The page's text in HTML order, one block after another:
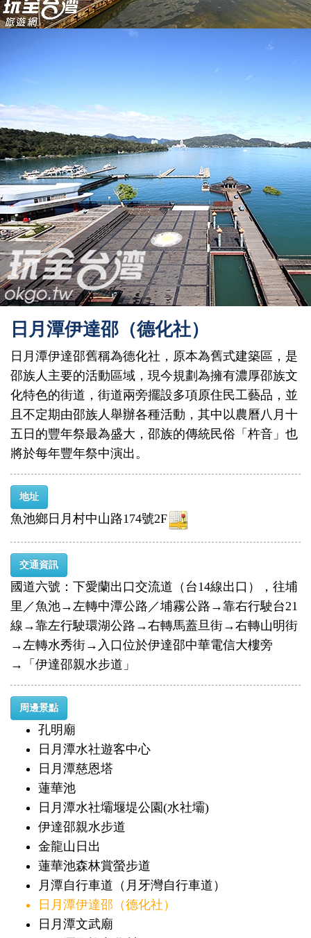
日月潭伊達邵（德化社）
日月潭伊達邵舊稱為德化社，原本為舊式建築區，是
邵族人主要的活動區域，現今規劃為擁有濃厚邵族文
化特色的街道，街道兩旁擺設多項原住民工藝品，並
且不定期由邵族人舉辦各種活動，其中以農曆八月十
五日的豐年祭最為盛大，邵族的傳統民俗「杵音」也
將於每年豐年祭中演出。
地址
魚池鄉日月村中山路174號2F
交通資訊
國道六號：下愛蘭出口交流道（台14線出口），往埔
里／魚池→左轉中潭公路／埔霧公路→靠右行駛台21
線→靠左行駛環湖公路→右轉馬蓋旦街→右轉山明街
→左轉水秀街→入口位於伊達邵中華電信大樓旁
→「伊達邵親水步道」
周邊景點
孔明廟
日月潭水社遊客中心
日月潭慈恩塔
蓮華池
日月潭水社壩堰堤公園(水社壩)
伊達邵親水步道
金龍山日出
蓮華池森林賞螢步道
月潭自行車道（月牙灣自行車道）
日月潭伊達邵（德化社）
日月潭文武廟